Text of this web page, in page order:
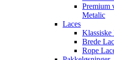
Premium
Metalic
Laces
Klassiske
Brede
Rope